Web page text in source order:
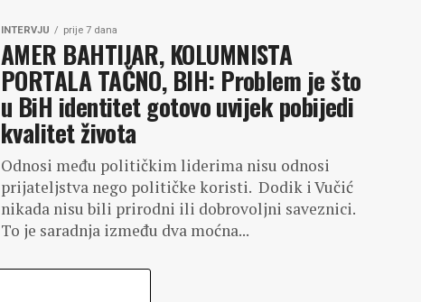
INTERVJU prije 7 dana
AMER BAHTIJAR, KOLUMNISTA
PORTALA TAČNO, BIH: Problem je što
u BiH identitet gotovo uvijek pobijedi
kvalitet života
Odnosi među političkim liderima nisu odnosi
prijateljstva nego političke koristi. Dodik i Vučić
nikada nisu bili prirodni ili dobrovoljni saveznici.
To je saradnja između dva moćna...